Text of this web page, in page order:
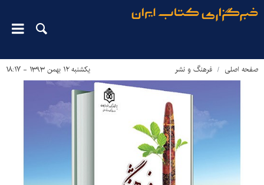
صفحه اصلی فرهنگ و نشر یکشنبه ۱۲ بهمن ۱۳۹۳ - ۱۸:۱۷